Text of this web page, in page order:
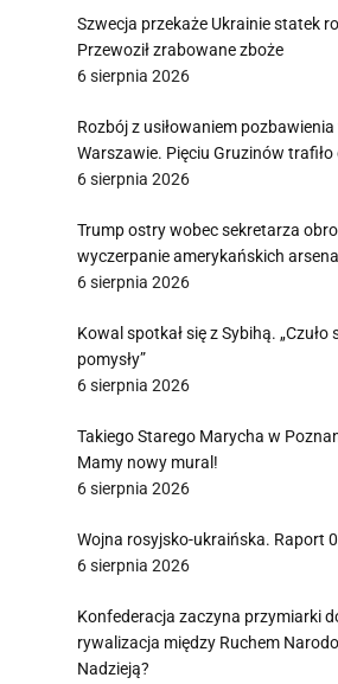
Szwecja przekaże Ukrainie statek
Przewoził zrabowane zboże
6 sierpnia 2026
Rozbój z usiłowaniem
Warszawie. Pięciu Gruzinów trafiło
6 sierpnia 2026
Trump ostry wobec sekretarza
wyczerpanie amerykańskich
6 sierpnia 2026
Kowal spotkał się z Sybihą.
pomysły”
6 sierpnia 2026
Takiego Starego Marycha w
Mamy nowy mural!
6 sierpnia 2026
Wojna rosyjsko-ukraińska. Raport
6 sierpnia 2026
Konfederacja zaczyna przymiarki
rywalizacja między Ruchem
Nadzieją?